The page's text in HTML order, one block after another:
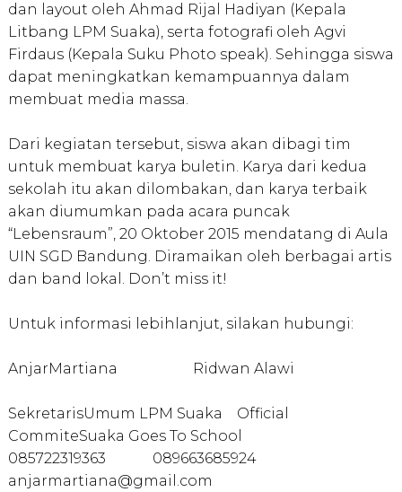
dan layout oleh Ahmad Rijal Hadiyan (Kepala
Litbang LPM Suaka), serta fotografi oleh Agvi
Firdaus (Kepala Suku Photo speak). Sehingga siswa
dapat meningkatkan kemampuannya dalam
membuat media massa.
Dari kegiatan tersebut, siswa akan dibagi tim
untuk membuat karya buletin. Karya dari kedua
sekolah itu akan dilombakan, dan karya terbaik
akan diumumkan pada acara puncak
“Lebensraum”, 20 Oktober 2015 mendatang di Aula
UIN SGD Bandung. Diramaikan oleh berbagai artis
dan band lokal. Don’t miss it!
Untuk informasi lebihlanjut, silakan hubungi:
AnjarMartiana Ridwan Alawi
SekretarisUmum LPM Suaka
Official
CommiteSuaka Goes To School
085722319363
089663685924
anjarmartiana@gmail.com